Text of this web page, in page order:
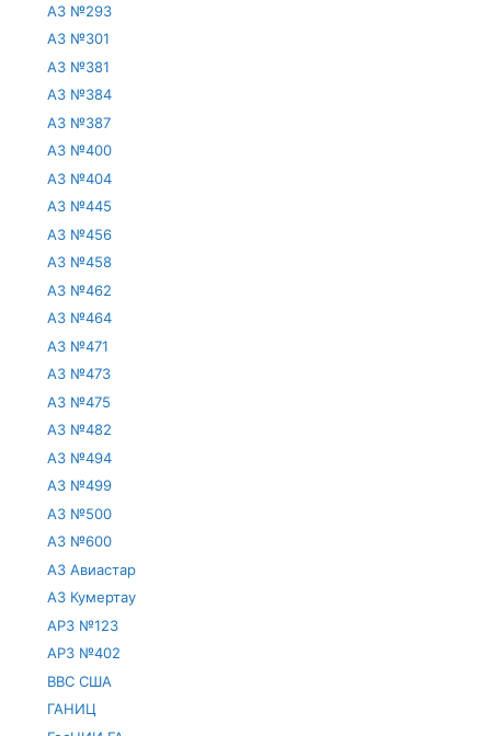
АЗ №293
АЗ №301
АЗ №381
АЗ №384
АЗ №387
АЗ №400
АЗ №404
АЗ №445
АЗ №456
АЗ №458
АЗ №462
АЗ №464
АЗ №471
АЗ №473
АЗ №475
АЗ №482
АЗ №494
АЗ №499
АЗ №500
АЗ №600
АЗ Авиастар
АЗ Кумертау
АРЗ №123
АРЗ №402
ВВС США
ГАНИЦ